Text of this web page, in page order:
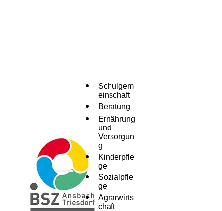
Menü
Schulgem
einschaft
Beratung
Ernährung
und
Versorgun
g
Kinderpfle
ge
Sozialpfle
ge
Agrarwirts
chaft